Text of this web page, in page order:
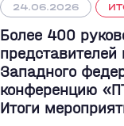
24.06.2026
Более 400
Западного
конференцию
Итоги